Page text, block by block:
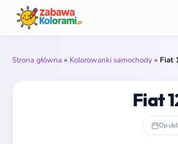
Strona główna » Kolorowanki samochody » Fiat
Fiat